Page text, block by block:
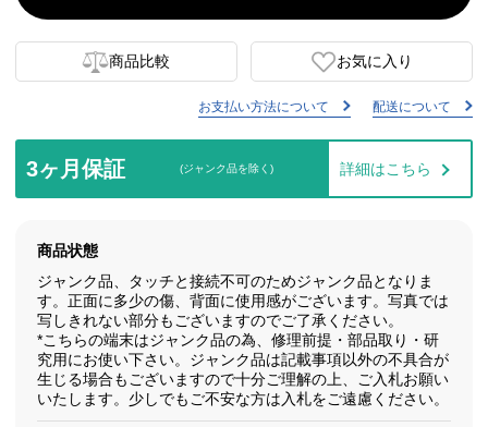
商品比較 お気に入り
お支払い方法について 配送について
3ヶ月保証 (ジャンク品を除く) 詳細はこちら
商品状態
ジャンク品、タッチと接続不可のためジャンク品となりま
す。正面に多少の傷、背面に使用感がございます。写真では
写しきれない部分もございますのでご了承ください。
*こちらの端末はジャンク品の為、修理前提・部品取り・研
究用にお使い下さい。ジャンク品は記載事項以外の不具合が
生じる場合もございますので十分ご理解の上、ご入札お願い
いたします。少しでもご不安な方は入札をご遠慮ください。